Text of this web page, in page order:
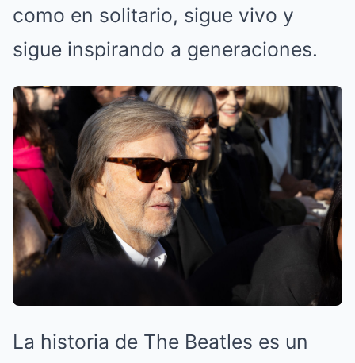
como en solitario, sigue vivo y
sigue inspirando a generaciones.
La historia de The Beatles es un